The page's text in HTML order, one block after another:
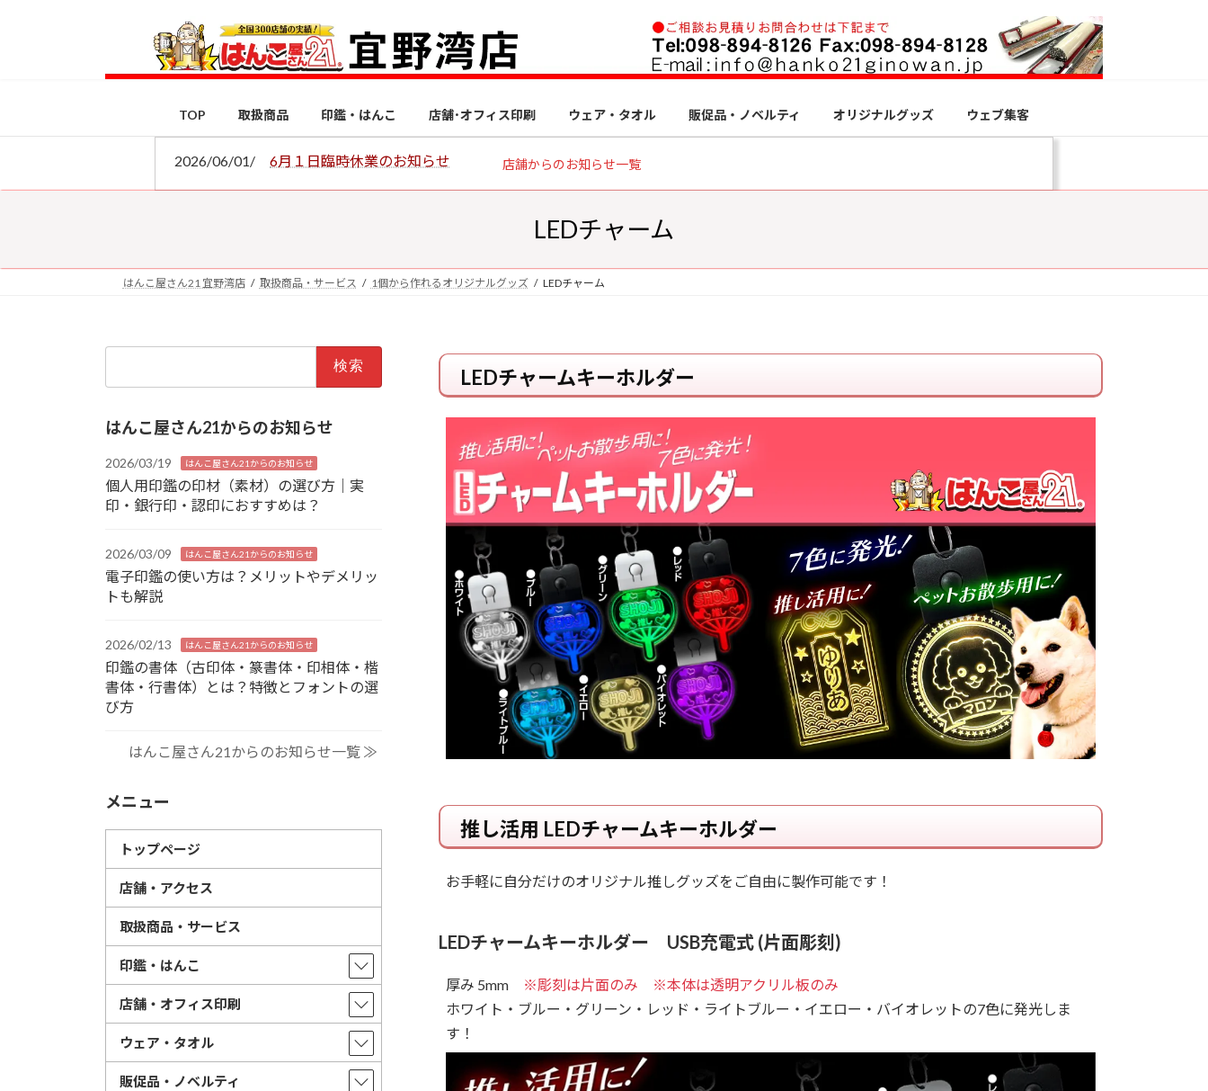
ス
ン
TOP 取扱商品 印鑑・はんこ 店舗･オフィス印刷 ウェア・タオル 販促品・ノベルティ オリジナルグッズ ウェブ集客
2026/06/01/ 6月１日臨時休業のお知らせ 店舗からのお知らせ一覧
LEDチャーム
はんこ屋さん21 宜野湾店 取扱商品・サービス 1個から作れるオリジナルグッズ LEDチャーム
LEDチャームキーホルダー
推し活用 LEDチャームキーホルダー
お手軽に自分だけのオリジナル推しグッズをご自由に製作可能です！
LEDチャームキーホルダー USB充電式 (片面彫刻)
厚み 5mm
※彫刻は片面のみ ※本体は透明アクリル板のみ
ホワイト・ブルー・グリーン・レッド・ライトブルー・イエロー・バイオレットの7色に発光しま
す！
はんこ屋さん21からのお知らせ
2026/03/19 はんこ屋さん21からのお知らせ
個人用印鑑の印材（素材）の選び方｜実
印・銀行印・認印におすすめは？
2026/03/09 はんこ屋さん21からのお知らせ
電子印鑑の使い方は？メリットやデメリッ
トも解説
2026/02/13 はんこ屋さん21からのお知らせ
印鑑の書体（古印体・篆書体・印相体・楷
書体・行書体）とは？特徴とフォントの選
び方
はんこ屋さん21からのお知らせ一覧 ≫
メニュー
トップページ
店舗・アクセス
取扱商品・サービス
印鑑・はんこ
店舗・オフィス印刷
ウェア・タオル
販促品・ノベルティ